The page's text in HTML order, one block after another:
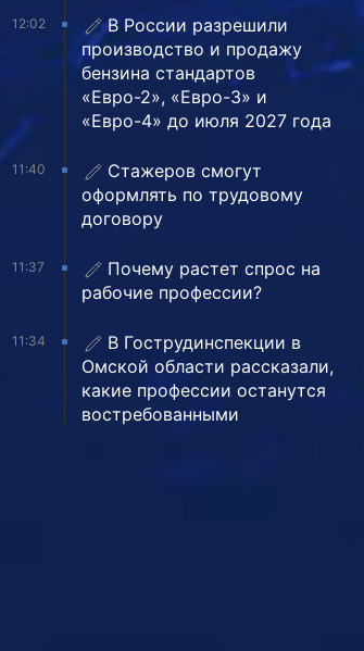
12:02
В России разрешили
производство и продажу
бензина стандартов
«Евро-2», «Евро-3» и
«Евро-4» до июля 2027 года
11:40
Стажеров смогут
оформлять по трудовому
договору
11:37
Почему растет спрос на
рабочие профессии?
11:34
В Гострудинспекции в
Омской области рассказали,
какие профессии останутся
востребованными